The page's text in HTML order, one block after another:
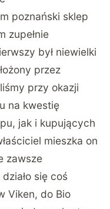
poznański sklep
zupełnie
był niewielki
przez
przy okazji
na kwestię
jak i kupujących
mieszka on
zawsze
się coś
Viken, do Bio